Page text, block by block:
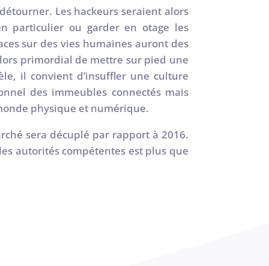
Les hackeurs seraient alors
particulier ou garder en otage les
sur des vies humaines auront des
primordial de mettre sur pied une
il convient d’insuffler une culture
des immeubles connectés mais
physique et numérique.
sera décuplé par rapport à 2016.
autorités compétentes est plus que